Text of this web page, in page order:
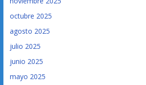
octubre 2025
agosto 2025
julio 2025
junio 2025
mayo 2025